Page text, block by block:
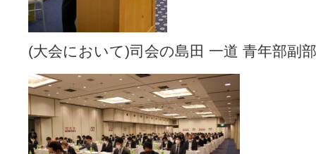
(大会において)司会の島田 一道 青年部副